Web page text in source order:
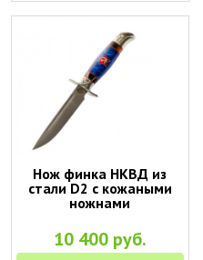
Нож финка НКВД из
стали D2 с кожаными
ножнами
10 400 руб.